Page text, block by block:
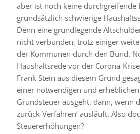
aber ist noch keine durchgreifende
grundsätzlich schwierige
Denn eine grundlegende
nicht verbunden, trotz einiger
der Kommunen durch den Bund.
Haushaltsrede vor der Corona-
Frank Stein aus diesem Grund
einer notwendigen und
Grundsteuer ausgeht, dann, wenn
zurück-Verfahren‘ ausläuft. Also
Steuererhöhungen?